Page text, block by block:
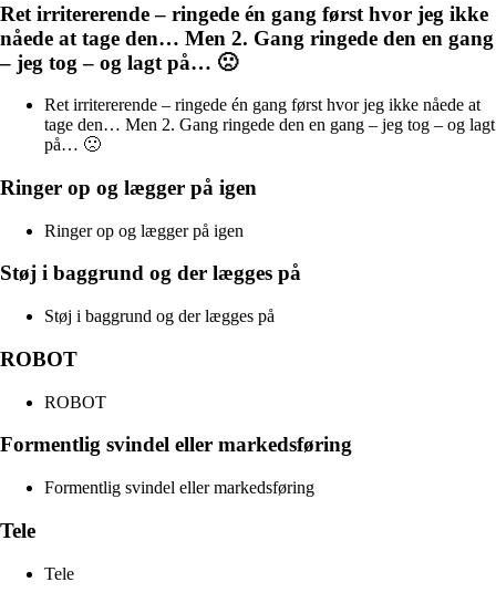
Ret irritererende – ringede én gang først hvor jeg ikke
nåede at tage den… Men 2. Gang ringede den en gang
– jeg tog – og lagt på… 🙁
Ret irritererende – ringede én gang først hvor jeg ikke nåede at
tage den… Men 2. Gang ringede den en gang – jeg tog – og lagt
på… 🙁
Ringer op og lægger på igen
Ringer op og lægger på igen
Støj i baggrund og der lægges på
Støj i baggrund og der lægges på
ROBOT
ROBOT
Formentlig svindel eller markedsføring
Formentlig svindel eller markedsføring
Tele
Tele